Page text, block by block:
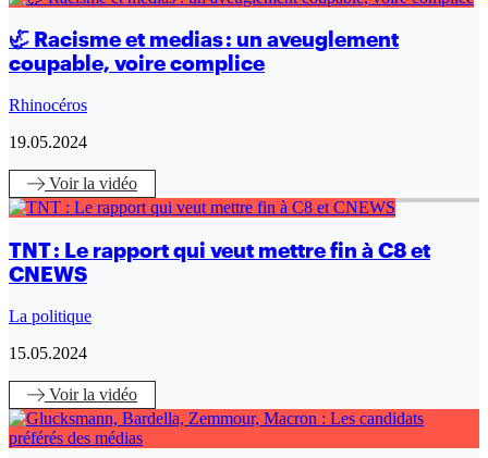
🦏 Racisme et medias : un aveuglement
coupable, voire complice
Rhinocéros
19.05.2024
Voirla vidéo
TNT : Le rapport qui veut mettre fin à C8 et
CNEWS
La politique
15.05.2024
Voirla vidéo